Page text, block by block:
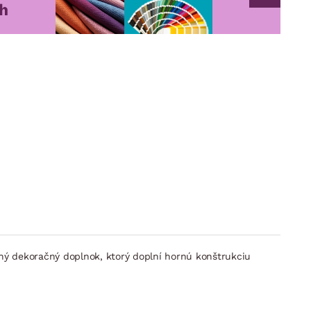
dekoračný doplnok, ktorý doplní hornú konštrukciu